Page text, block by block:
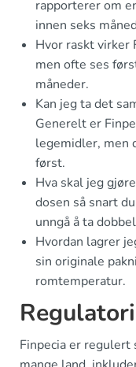
rapporterer om
innen seks
Hvor raskt virker
men ofte ses
måneder.
Kan jeg ta det
Generelt er
legemidler, men
først.
Hva skal jeg
dosen så snart
unngå å ta
Hvordan lagrer
sin originale
romtemperatur.
Finpecia er